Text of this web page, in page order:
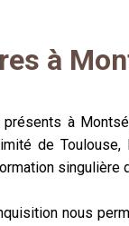
à
présents à
de
singulière
nous